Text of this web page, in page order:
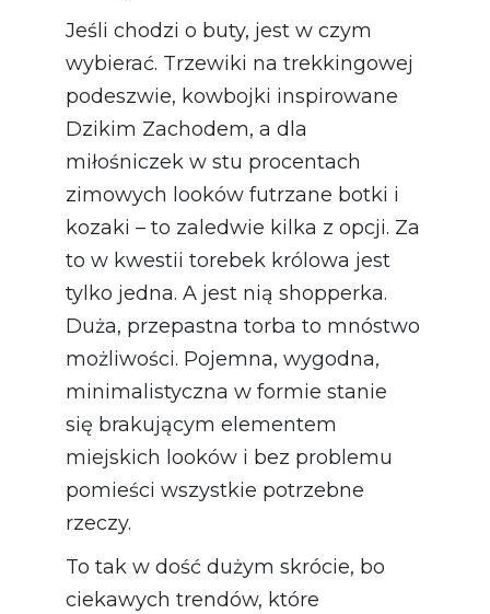
Jeśli chodzi o buty, jest w czym
wybierać. Trzewiki na trekkingowej
podeszwie, kowbojki inspirowane
Dzikim Zachodem, a dla
miłośniczek w stu procentach
zimowych looków futrzane botki i
kozaki – to zaledwie kilka z opcji. Za
to w kwestii torebek królowa jest
tylko jedna. A jest nią shopperka.
Duża, przepastna torba to mnóstwo
możliwości. Pojemna, wygodna,
minimalistyczna w formie stanie
się brakującym elementem
miejskich looków i bez problemu
pomieści wszystkie potrzebne
rzeczy.
To tak w dość dużym skrócie, bo
ciekawych trendów, które